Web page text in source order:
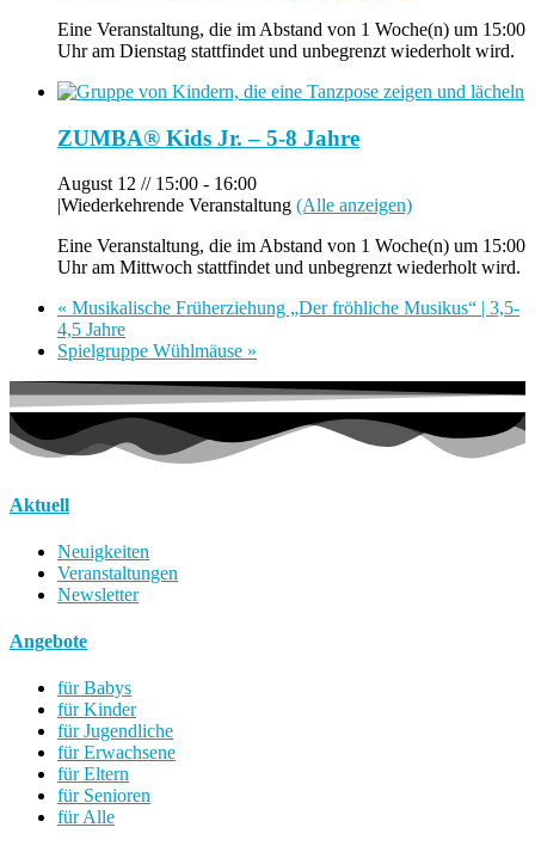
Eine Veranstaltung, die im Abstand von 1 Woche(n) um 15:00
Uhr am Dienstag stattfindet und unbegrenzt wiederholt wird.
ZUMBA® Kids Jr. – 5-8 Jahre
August 12 // 15:00 - 16:00
|Wiederkehrende Veranstaltung (Alle anzeigen)
Eine Veranstaltung, die im Abstand von 1 Woche(n) um 15:00
Uhr am Mittwoch stattfindet und unbegrenzt wiederholt wird.
« Musikalische Früherziehung „Der fröhliche Musikus“ | 3,5-
4,5 Jahre
Spielgruppe Wühlmäuse »
Aktuell
Neuigkeiten
Veranstaltungen
Newsletter
Angebote
für Babys
für Kinder
für Jugendliche
für Erwachsene
für Eltern
für Senioren
für Alle